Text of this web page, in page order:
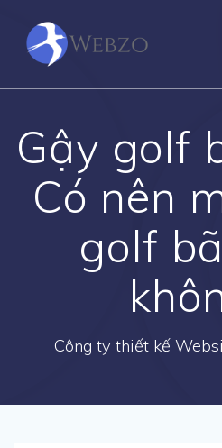
Gậy golf
Có nên
golf
Công ty thiết kế